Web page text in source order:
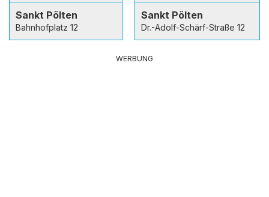
Sankt Pölten
Bahnhofplatz 12
Sankt Pölten
Dr.-Adolf-Schärf-Straße 12
WERBUNG